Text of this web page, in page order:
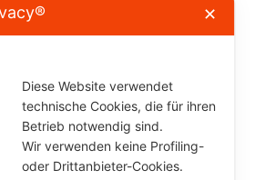
✕
Diese Website verwendet
technische Cookies, die für ihren
Betrieb notwendig sind.
Wir verwenden keine Profiling-
oder Drittanbieter-Cookies.